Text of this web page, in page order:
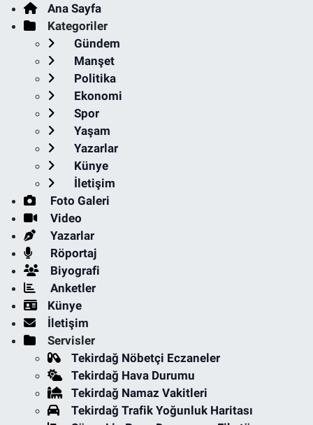
Ana Sayfa
Kategoriler
Gündem
Manşet
Politika
Ekonomi
Spor
Yaşam
Yazarlar
Künye
İletişim
Foto Galeri
Video
Yazarlar
Röportaj
Biyografi
Anketler
Künye
İletişim
Servisler
Tekirdağ Nöbetçi Eczaneler
Tekirdağ Hava Durumu
Tekirdağ Namaz Vakitleri
Tekirdağ Trafik Yoğunluk Haritası